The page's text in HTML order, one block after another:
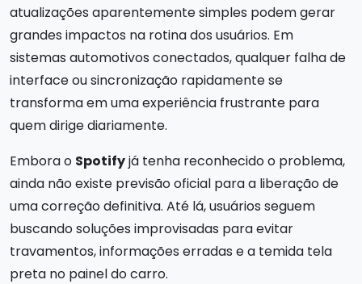
atualizações aparentemente simples podem gerar
grandes impactos na rotina dos usuários. Em
sistemas automotivos conectados, qualquer falha de
interface ou sincronização rapidamente se
transforma em uma experiência frustrante para
quem dirige diariamente.
Embora o Spotifyjá tenha reconhecido o problema,
ainda não existe previsão oficial para a liberação de
uma correção definitiva. Até lá, usuários seguem
buscando soluções improvisadas para evitar
travamentos, informações erradas e a temida tela
preta no painel do carro.